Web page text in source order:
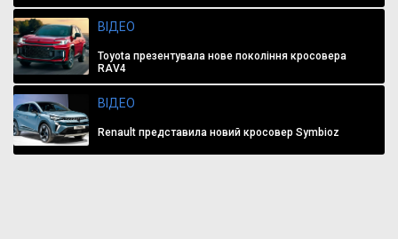
ВІДЕО
Toyota презентувала нове покоління кросовера
RAV4
ВІДЕО
Renault представила новий кросовер Symbioz